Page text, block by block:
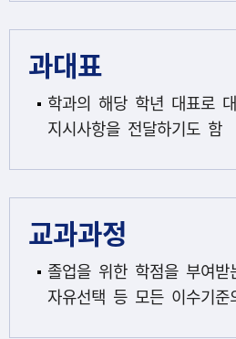
과대표
학과의 해당 학년 대표로
지시사항을 전달하기도 함
교과과정
졸업을 위한 학점을 부여
자유선택 등 모든 이수기준